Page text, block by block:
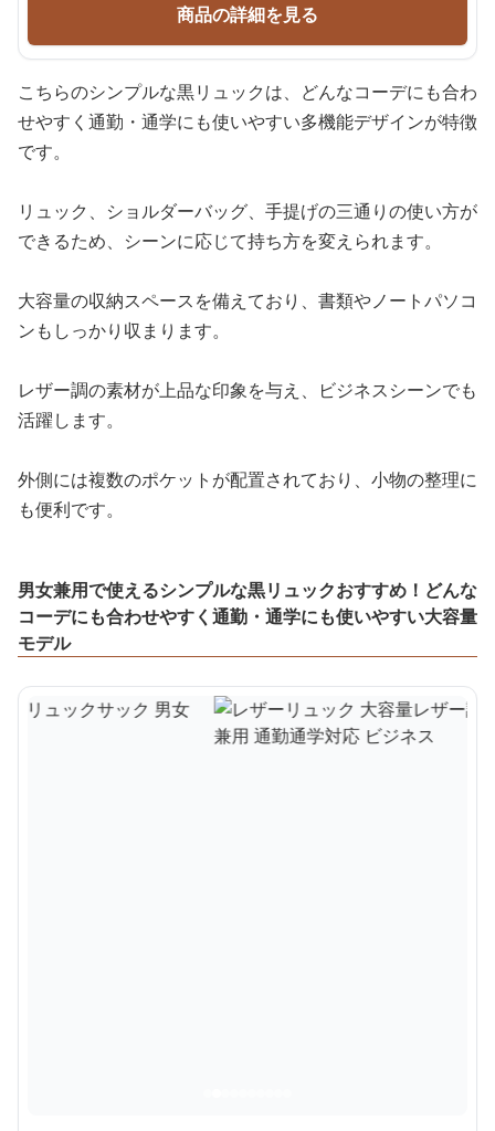
商品の詳細を見る
こちらのシンプルな黒リュックは、どんなコーデにも合わ
せやすく通勤・通学にも使いやすい多機能デザインが特徴
です。
リュック、ショルダーバッグ、手提げの三通りの使い方が
できるため、シーンに応じて持ち方を変えられます。
大容量の収納スペースを備えており、書類やノートパソコ
ンもしっかり収まります。
レザー調の素材が上品な印象を与え、ビジネスシーンでも
活躍します。
外側には複数のポケットが配置されており、小物の整理に
も便利です。
男女兼用で使えるシンプルな黒リュックおすすめ！どんな
コーデにも合わせやすく通勤・通学にも使いやすい大容量
モデル